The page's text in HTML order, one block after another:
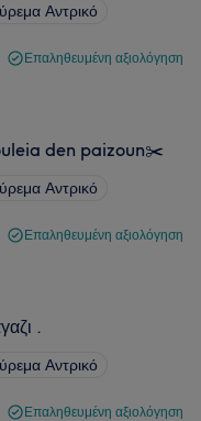
Αντρικό
Επαληθευμένη αξιολόγηση
den paizoun✂️
Αντρικό
Επαληθευμένη αξιολόγηση
.
Αντρικό
Επαληθευμένη αξιολόγηση